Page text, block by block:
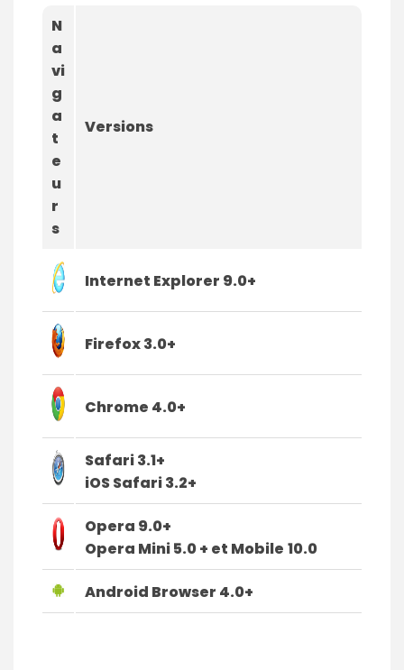
N
a
vi
g
a
t
e
u
r
s
Versions
Internet Explorer 9.0+
Firefox 3.0+
Chrome 4.0+
Safari 3.1+
iOS Safari 3.2+
Opera 9.0+
Opera Mini 5.0 + et Mobile 10.0
Android Browser 4.0+